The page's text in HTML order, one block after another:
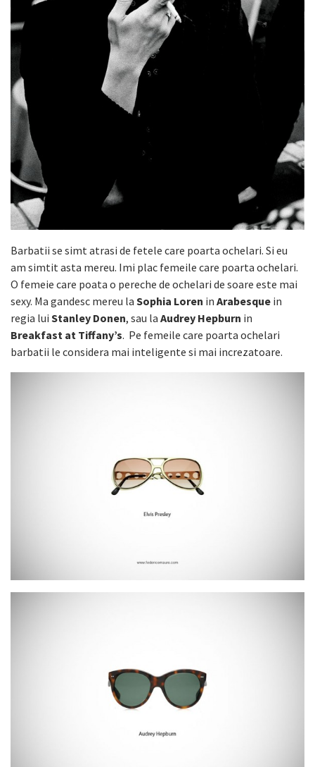
Barbatii se simt atrasi de fetele care poarta ochelari. Si eu
am simtit asta mereu. Imi plac femeile care poarta ochelari.
O femeie care poata o pereche de ochelari de soare este mai
sexy. Ma gandesc mereu la Sophia Loren in Arabesque in
regia lui Stanley Donen, sau la Audrey Hepburn in
Breakfast at Tiffany’s. Pe femeile care poarta ochelari
barbatii le considera mai inteligente si mai increzatoare.